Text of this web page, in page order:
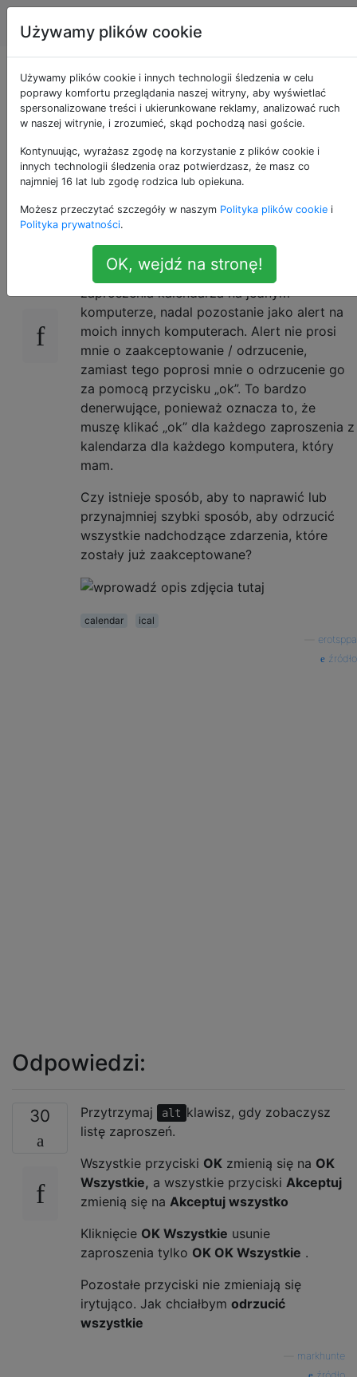
Apple Tagi
Szybki sposób na
wyczyszczenie
powiadomień
kalendarza?
Z jakiegoś powodu w przypadku kont
wymiany, jeśli przyjmuję / odrzucę
zaproszenia kalendarza na jednym
komputerze, nadal pozostanie jako alert na
moich innych komputerach. Alert nie prosi
mnie o zaakceptowanie / odrzucenie,
zamiast tego poprosi mnie o odrzucenie go
za pomocą przycisku „ok”. To bardzo
denerwujące, ponieważ oznacza to, że
muszę klikać „ok” dla każdego zaproszenia z
kalendarza dla każdego komputera, który
mam.
Czy istnieje sposób, aby to naprawić lub
przynajmniej szybki sposób, aby odrzucić
wszystkie nadchodzące zdarzenia, które
zostały już zaakceptowane?
calendar
ical
erotsppa
źródło
Odpowiedzi:
30 Przytrzymaj alt klawisz, gdy zobaczysz
listę zaproszeń.
Wszystkie przyciski OK zmienią się na OK
Wszystkie, a wszystkie przyciski Akceptuj
zmienią się na Akceptuj wszystko
Kliknięcie OK Wszystkie usunie
zaproszenia tylko OK OK Wszystkie .
Pozostałe przyciski nie zmieniają się
irytująco. Jak chciałbym odrzucić
wszystkie
markhunte
Używamy plików cookie
Używamy plików cookie i innych technologii śledzenia w celu
poprawy komfortu przeglądania naszej witryny, aby wyświetlać
spersonalizowane treści i ukierunkowane reklamy, analizować ruch
w naszej witrynie, i zrozumieć, skąd pochodzą nasi goście.
Kontynuując, wyrażasz zgodę na korzystanie z plików cookie i
innych technologii śledzenia oraz potwierdzasz, że masz co
najmniej 16 lat lub zgodę rodzica lub opiekuna.
Możesz przeczytać szczegóły w naszym Polityka plików cookie i
Polityka prywatności.
OK, wejdź na stronę!